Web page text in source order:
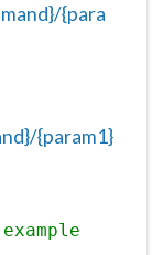
{para
{param1}